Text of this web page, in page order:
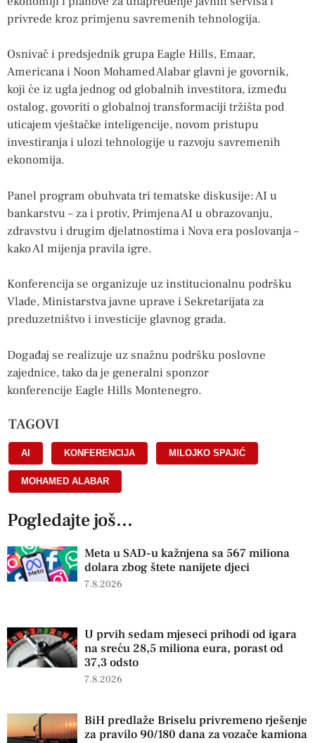
privrede kroz primjenu savremenih tehnologija.
Osnivač i predsjednik grupa Eagle Hills, Emaar,
Americana i Noon Mohamed Alabar glavni je govornik,
koji će iz ugla jednog od globalnih investitora, između
ostalog, govoriti o globalnoj transformaciji tržišta pod
uticajem vještačke inteligencije, novom pristupu
investiranja i ulozi tehnologije u razvoju savremenih
ekonomija.
Panel program obuhvata tri tematske diskusije: AI u
bankarstvu – za i protiv, Primjena AI u obrazovanju,
zdravstvu i drugim djelatnostima i Nova era poslovanja –
kako AI mijenja pravila igre.
Konferencija se organizuje uz institucionalnu podršku
Vlade, Ministarstva javne uprave i Sekretarijata za
preduzetništvo i investicije glavnog grada.
Događaj se realizuje uz snažnu podršku poslovne
zajednice, tako da je generalni sponzor
konferencije Eagle Hills Montenegro.
TAGOVI
AI KONFERENCIJA MILOJKO SPAJIĆ
MOHAMED ALABAR
Pogledajte još...
Meta u SAD-u kažnjena sa 567 miliona
dolara zbog štete nanijete djeci
7.8.2026
U prvih sedam mjeseci prihodi od igara
na sreću 28,5 miliona eura, porast od
37,3 odsto
7.8.2026
BiH predlaže Briselu privremeno rješenje
za pravilo 90/180 dana za vozače kamiona